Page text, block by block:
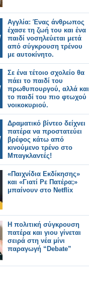
Αγγλία: Ένας άνθρωπος
έχασε τη ζωή του και ένα
παιδί νοσηλεύεται μετά
από σύγκρουση τρένου
με αυτοκίνητο.
Σε ένα τέτοιο σχολείο θα
πάει το παιδί του
πρωθυπουργού, αλλά και
το παιδί του πιο φτωχού
νοικοκυριού.
Δραματικό βίντεο δείχνει
πατέρα να προστατεύει
βρέφος κάτω από
κινούμενο τρένο στο
Μπαγκλαντές!
«Παιχνίδια Εκδίκησης»
και «Γιατί Ρε Πατέρα;»
μπαίνουν στο Netflix
Η πολιτική σύγκρουση
πατέρα και γιου γίνεται
σειρά στη νέα μίνι
παραγωγή “Debate”